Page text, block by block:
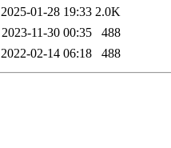
2025-01-28 19:33 2.0K
2023-11-30 00:35
488
2022-02-14 06:18 488